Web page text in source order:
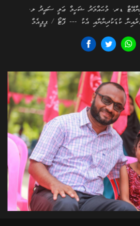
ޑރ. މުޙައްމަދު ޝަހީމް ޢަލީ ސަޢީދު ލ.
ކުޑަކުދިންނާއި އެކު --- ފޮޓޯ / ޕީޕީއެމް